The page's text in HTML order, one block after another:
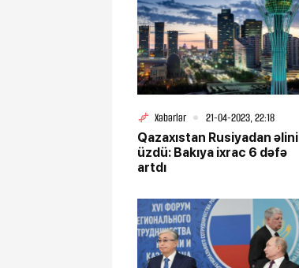
Xəbərlər
21-04-2023, 22:18
Qazaxıstan Rusiyadan əlini
üzdü: Bakıya ixrac 6 dəfə
artdı